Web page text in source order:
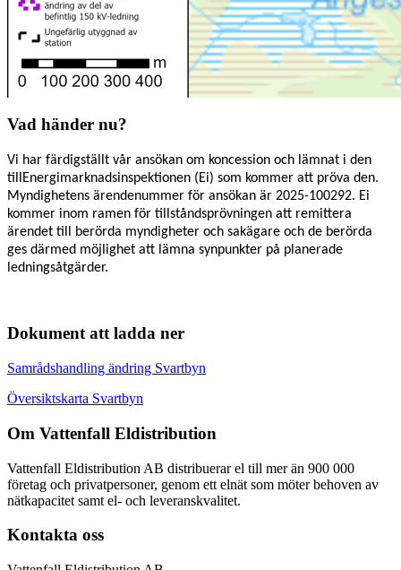
Vad händer nu?
Vi har färdigställt vår ansökan om koncession och lämnat i den
tillEnergimarknadsinspektionen (Ei) som kommer att pröva den.
Myndighetens ärendenummer för ansökan är 2025-100292. Ei
kommer inom ramen för tillståndsprövningen att remittera
ärendet till berörda myndigheter och sakägare och de berörda
ges därmed möjlighet att lämna synpunkter på planerade
ledningsåtgärder.
Dokument att ladda ner
Samrådshandling ändring Svartbyn
Översiktskarta Svartbyn
Om Vattenfall Eldistribution
Vattenfall Eldistribution AB distribuerar el till mer än 900 000
företag och privatpersoner, genom ett elnät som möter behoven av
nätkapacitet samt el- och leveranskvalitet.
Kontakta oss